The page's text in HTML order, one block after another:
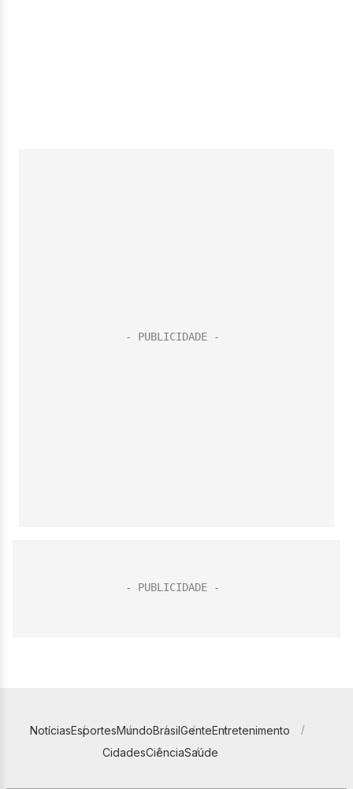
NotíciasEsportesMundoBrasilGenteEntretenimento
CidadesCiênciaSaúde